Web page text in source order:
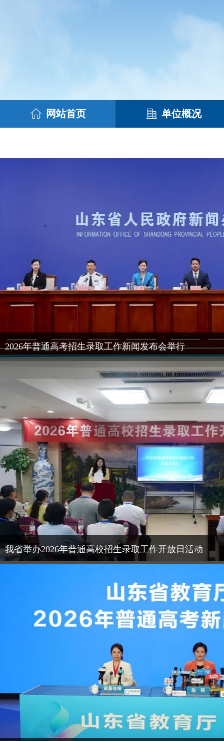
网站首页 单位概况
2026年普通高考招生录取工作新闻发布会举行
我省举办2026年普通高校招生录取工作开放日活动